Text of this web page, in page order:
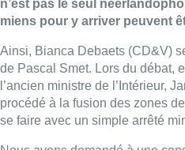
Pour Céline Romainville,
niveaux prévoit que :“après que
concernés, qui consultent les
ainsi que l’avis du procureur
recueillis sur une proposition de
l’Intérieur, le Roi divise, par
des ministres sur la proposition